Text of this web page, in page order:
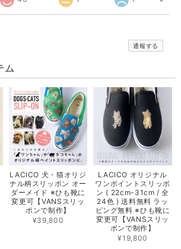
通報する
ム
LACICO 犬・猫オリジ
ナル柄スリッポン オー
ダーメイド ※ひも靴に
変更可【VANSスリッ
ポンで制作】
¥39,800
LACICO オリジナル
ワンポイントスリッポ
ン ( 22cm-31cm / 全
24色 ) 送料無料 ラッ
ピング無料 ※ひも靴に
変更可【VANSスリッ
ポンで制作】
¥19,800